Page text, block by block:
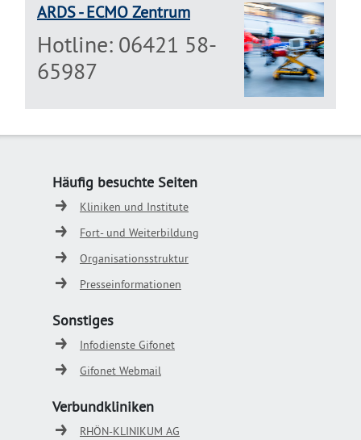
ARDS - ECMO Zentrum
Hotline: 06421 58-
65987
Häufig besuchte Seiten
Kliniken und Institute
Fort- und Weiterbildung
Organisationsstruktur
Presseinformationen
Sonstiges
Infodienste Gifonet
Gifonet Webmail
Verbundkliniken
RHÖN-KLINIKUM AG